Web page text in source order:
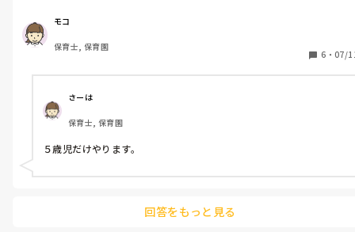
モコ
保育士, 保育園
6 ・ 07/
さーは
保育士, 保育園
５歳児だけやります。
回答をもっと見る